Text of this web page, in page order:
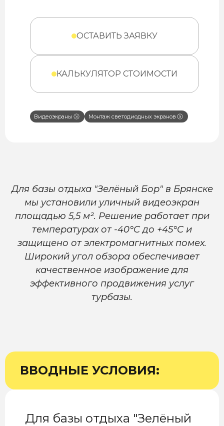
ОСТАВИТЬ ЗАЯВКУ
КАЛЬКУЛЯТОР СТОИМОСТИ
Видеоэкраны Монтаж светодиодных экранов
Для базы отдыха "Зелёный Бор" в Брянске
мы установили уличный видеоэкран
площадью 5,5 м². Решение работает при
температурах от -40°C до +45°C и
защищено от электромагнитных помех.
Широкий угол обзора обеспечивает
качественное изображение для
эффективного продвижения услуг
турбазы.
ВВОДНЫЕ УСЛОВИЯ:
Для базы отдыха "Зелёный